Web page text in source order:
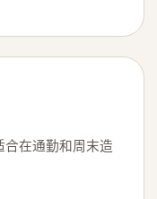
合在通勤和周末造